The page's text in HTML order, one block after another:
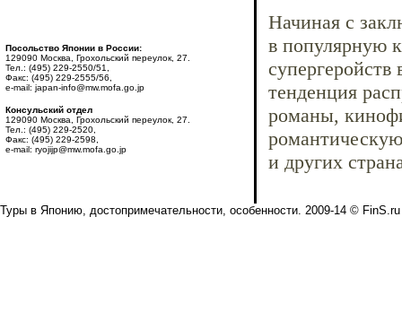
Посольство Японии в России:
129090 Москва, Грохольский переулок, 27.
Тел.: (495) 229-2550/51,
Факс: (495) 229-2555/56,
e-mail: japan-info@mw.mofa.go.jp
Консульский отдел
129090 Москва, Грохольский переулок, 27.
Тел.: (495) 229-2520,
Факс: (495) 229-2598,
e-mail: ryojijp@mw.mofa.go.jp
Начиная с
в популярную
тенденция
романы,
и других
Туры в Японию, достопримечательности, особенности. 2009-14 © FinS.ru